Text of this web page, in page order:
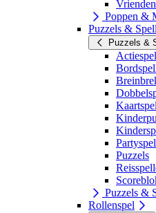
Poppen &
Puzzels &
Puzzels &
Puzzels
Puzzels &
Rollenspel